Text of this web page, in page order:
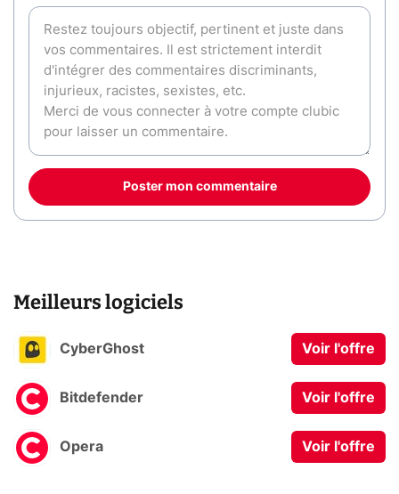
Poster mon commentaire
Meilleurs logiciels
CyberGhost Voir l'offre
Bitdefender Voir l'offre
Opera Voir l'offre